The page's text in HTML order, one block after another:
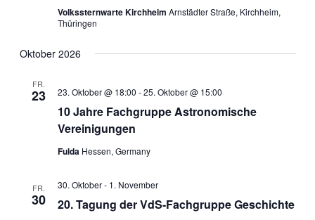
Volkssternwarte Kirchheim Arnstädter Straße, Kirchheim,
Thüringen
Oktober 2026
FR.
23
10 Jahre Fachgruppe Astronomische
Vereinigungen
23. Oktober @ 18:00 -25. Oktober @ 15:00
Fulda Hessen, Germany
FR.
30 20. Tagung der VdS-Fachgruppe Geschichte
30. Oktober- 1. November